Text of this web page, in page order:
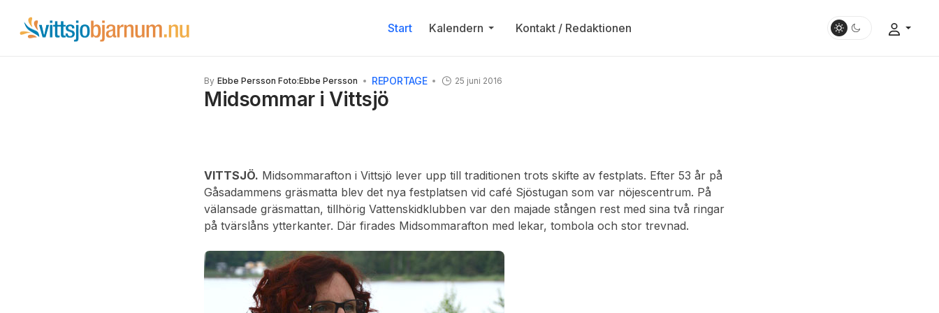
Start Kalendern Kontakt / Redaktionen
By Ebbe Persson Foto:Ebbe Persson REPORTAGE 25 juni 2016
Midsommar i Vittsjö
VITTSJÖ. Midsommarafton i Vittsjö lever upp till traditionen trots skifte av festplats. Efter 53 år på
Gåsadammens gräsmatta blev det nya festplatsen vid café Sjöstugan som var nöjescentrum. På
välansade gräsmattan, tillhörig Vattenskidklubben var den majade stången rest med sina två ringar
på tvärslåns ytterkanter. Där firades Midsommarafton med lekar, tombola och stor trevnad.